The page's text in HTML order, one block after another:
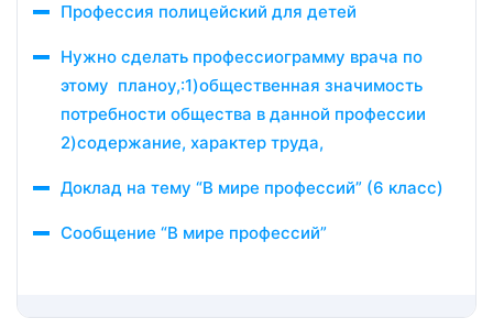
Профессия полицейский для детей
Нужно сделать профессиограмму врача по
этому планоу,:1)общественная значимость
потребности общества в данной профессии
2)содержание, характер труда,
Доклад на тему “В мире профессий” (6 класс)
Сообщение “В мире профессий”